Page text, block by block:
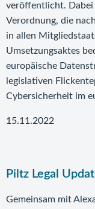
veröffentlicht. Dabei
Verordnung, die
in allen
Umsetzungsaktes
europäische
legislativen
Cybersicherheit im
15.11.2022
Piltz Legal
Gemeinsam mit